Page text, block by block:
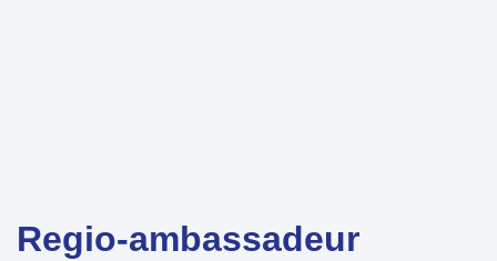
Regio-ambassadeur